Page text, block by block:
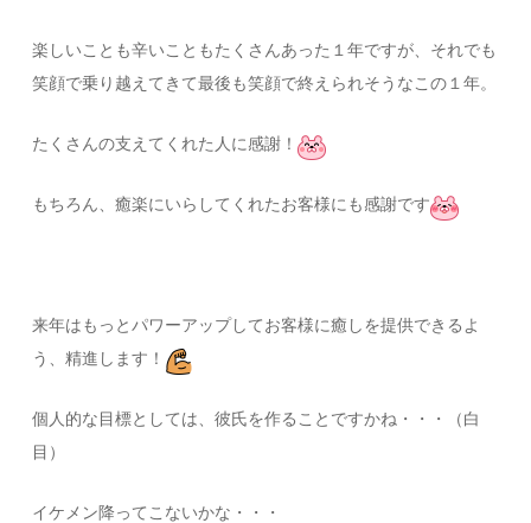
楽しいことも辛いこともたくさんあった１年ですが、それでも
笑顔で乗り越えてきて最後も笑顔で終えられそうなこの１年。
たくさんの支えてくれた人に感謝！
もちろん、癒楽にいらしてくれたお客様にも感謝です
来年はもっとパワーアップしてお客様に癒しを提供できるよ
う、精進します！
個人的な目標としては、彼氏を作ることですかね・・・（白
目）
イケメン降ってこないかな・・・